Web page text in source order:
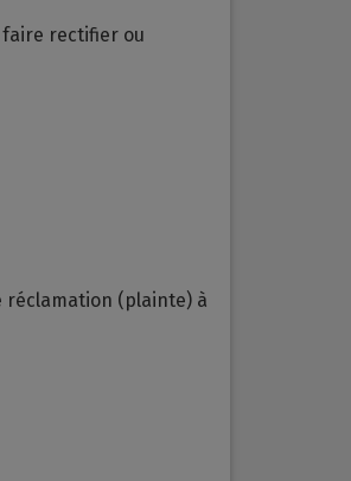
faire rectifier ou
réclamation (plainte) à